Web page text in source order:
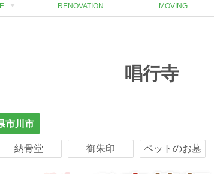
RENOVATION MOVING
唱行寺
市川市
納骨堂 御朱印 ペットのお墓